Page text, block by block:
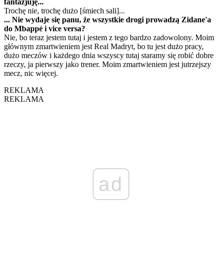
Trochę nie, trochę dużo [śmiech sali]...
... Nie wydaje się panu, że wszystkie drogi prowadzą Zidane'a
do Mbappé i vice versa?
Nie, bo teraz jestem tutaj i jestem z tego bardzo zadowolony. Moim
głównym zmartwieniem jest Real Madryt, bo tu jest dużo pracy,
dużo meczów i każdego dnia wszyscy tutaj staramy się robić dobre
rzeczy, ja pierwszy jako trener. Moim zmartwieniem jest jutrzejszy
mecz, nic więcej.
REKLAMA
REKLAMA
ad